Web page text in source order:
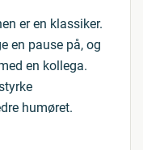
er en klassiker.
en pause på, og
en kollega.
humøret.